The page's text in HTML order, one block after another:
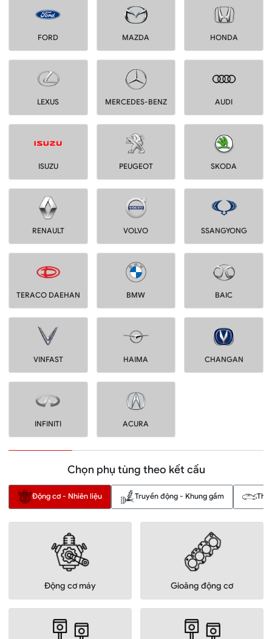
FORD MAZDA HONDA
LEXUS MERCEDES-BENZ AUDI
ISUZU PEUGEOT SKODA
RENAULT VOLVO SSANGYONG
TERACO DAEHAN BMW BAIC
VINFAST HAIMA CHANGAN
INFINITI ACURA
Chọn phụ tùng theo kết cấu
Động cơ - Nhiên liệu Truyền động - Khung gầm
Động cơ máy Gioăng động cơ